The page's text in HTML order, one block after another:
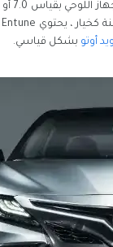
أوتو بشكل قياسي.